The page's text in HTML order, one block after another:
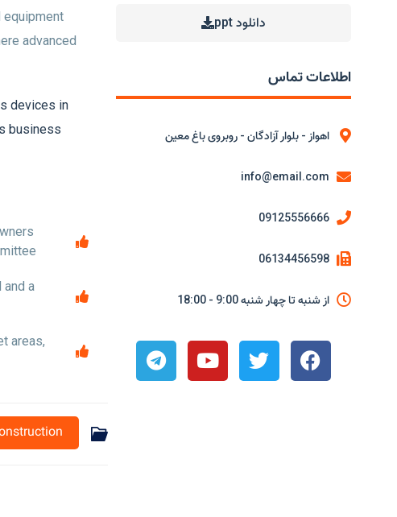
دانلود ppt
اطلاعات تماس
اهواز - بلوار آزادگان - روبروی باغ معین
info@email.com
09125556666
06134456598
از شنبه تا چهار شنبه 9:00 - 18:00
equipment
advanced
devices in
business
and a
areas,